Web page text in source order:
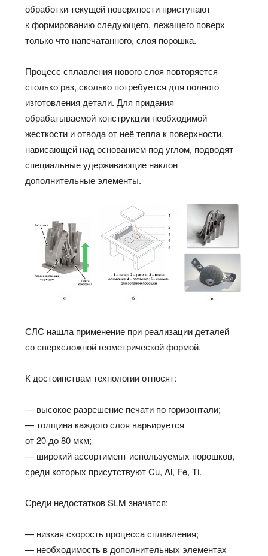
обработки текущей поверхности приступают
к формированию следующего, лежащего поверх
только что напечатанного, слоя порошка.
Процесс сплавления нового слоя повторяется
столько раз, сколько потребуется для полного
изготовления детали. Для придания
обрабатываемой конструкции необходимой
жесткости и отвода от неё тепла к поверхности,
нависающей над основанием под углом, подводят
специальные удерживающие наклон
дополнительные элементы.
СЛС нашла применение при реализации деталей
со сверхсложной геометрической формой.
К достоинствам технологии относят:
— высокое разрешение печати по горизонтали;
— толщина каждого слоя варьируется
от 20 до 80 мкм;
— широкий ассортимент используемых порошков,
среди которых присутствуют Cu, Al, Fe, Ti.
Среди недостатков SLM значатся:
— низкая скорость процесса сплавления;
— необходимость в дополнительных элементах